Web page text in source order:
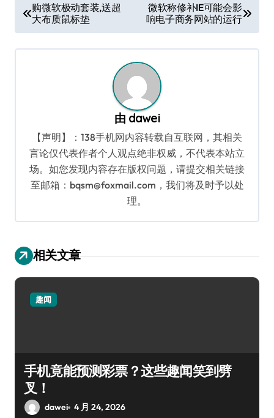
章
导
购微软极动套装,送超
大布质鼠标垫
微软称修补IE可能会影
响电子商务网站的运行
由 dawei
【声明】：138手机网内容转载自互联网，其相关
言论仅代表作者个人观点绝非权威，不代表本站立
场。如您发现内容存在版权问题，请提交相关链接
至邮箱：bqsm@foxmail.com，我们将及时予以处
理。
相关文章
趣闻
手机竟能预测彩票？这些趣闻笑到劈
叉！
dawei 4 月 24, 2026